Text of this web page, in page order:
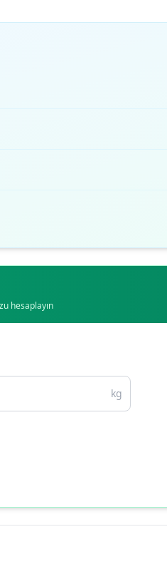
hesaplayın
kg